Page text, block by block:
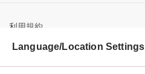
利用規約
プライバシーポリシー
Language/Location Settings